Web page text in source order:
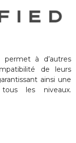
à d’autres
de leurs
ainsi une
les niveaux.